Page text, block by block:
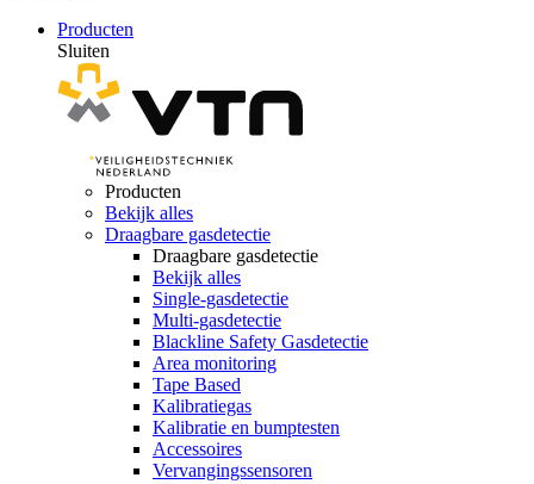
Producten
Sluiten
Producten
Bekijk alles
Draagbare gasdetectie
Draagbare gasdetectie
Bekijk alles
Single-gasdetectie
Multi-gasdetectie
Blackline Safety Gasdetectie
Area monitoring
Tape Based
Kalibratiegas
Kalibratie en bumptesten
Accessoires
Vervangingssensoren